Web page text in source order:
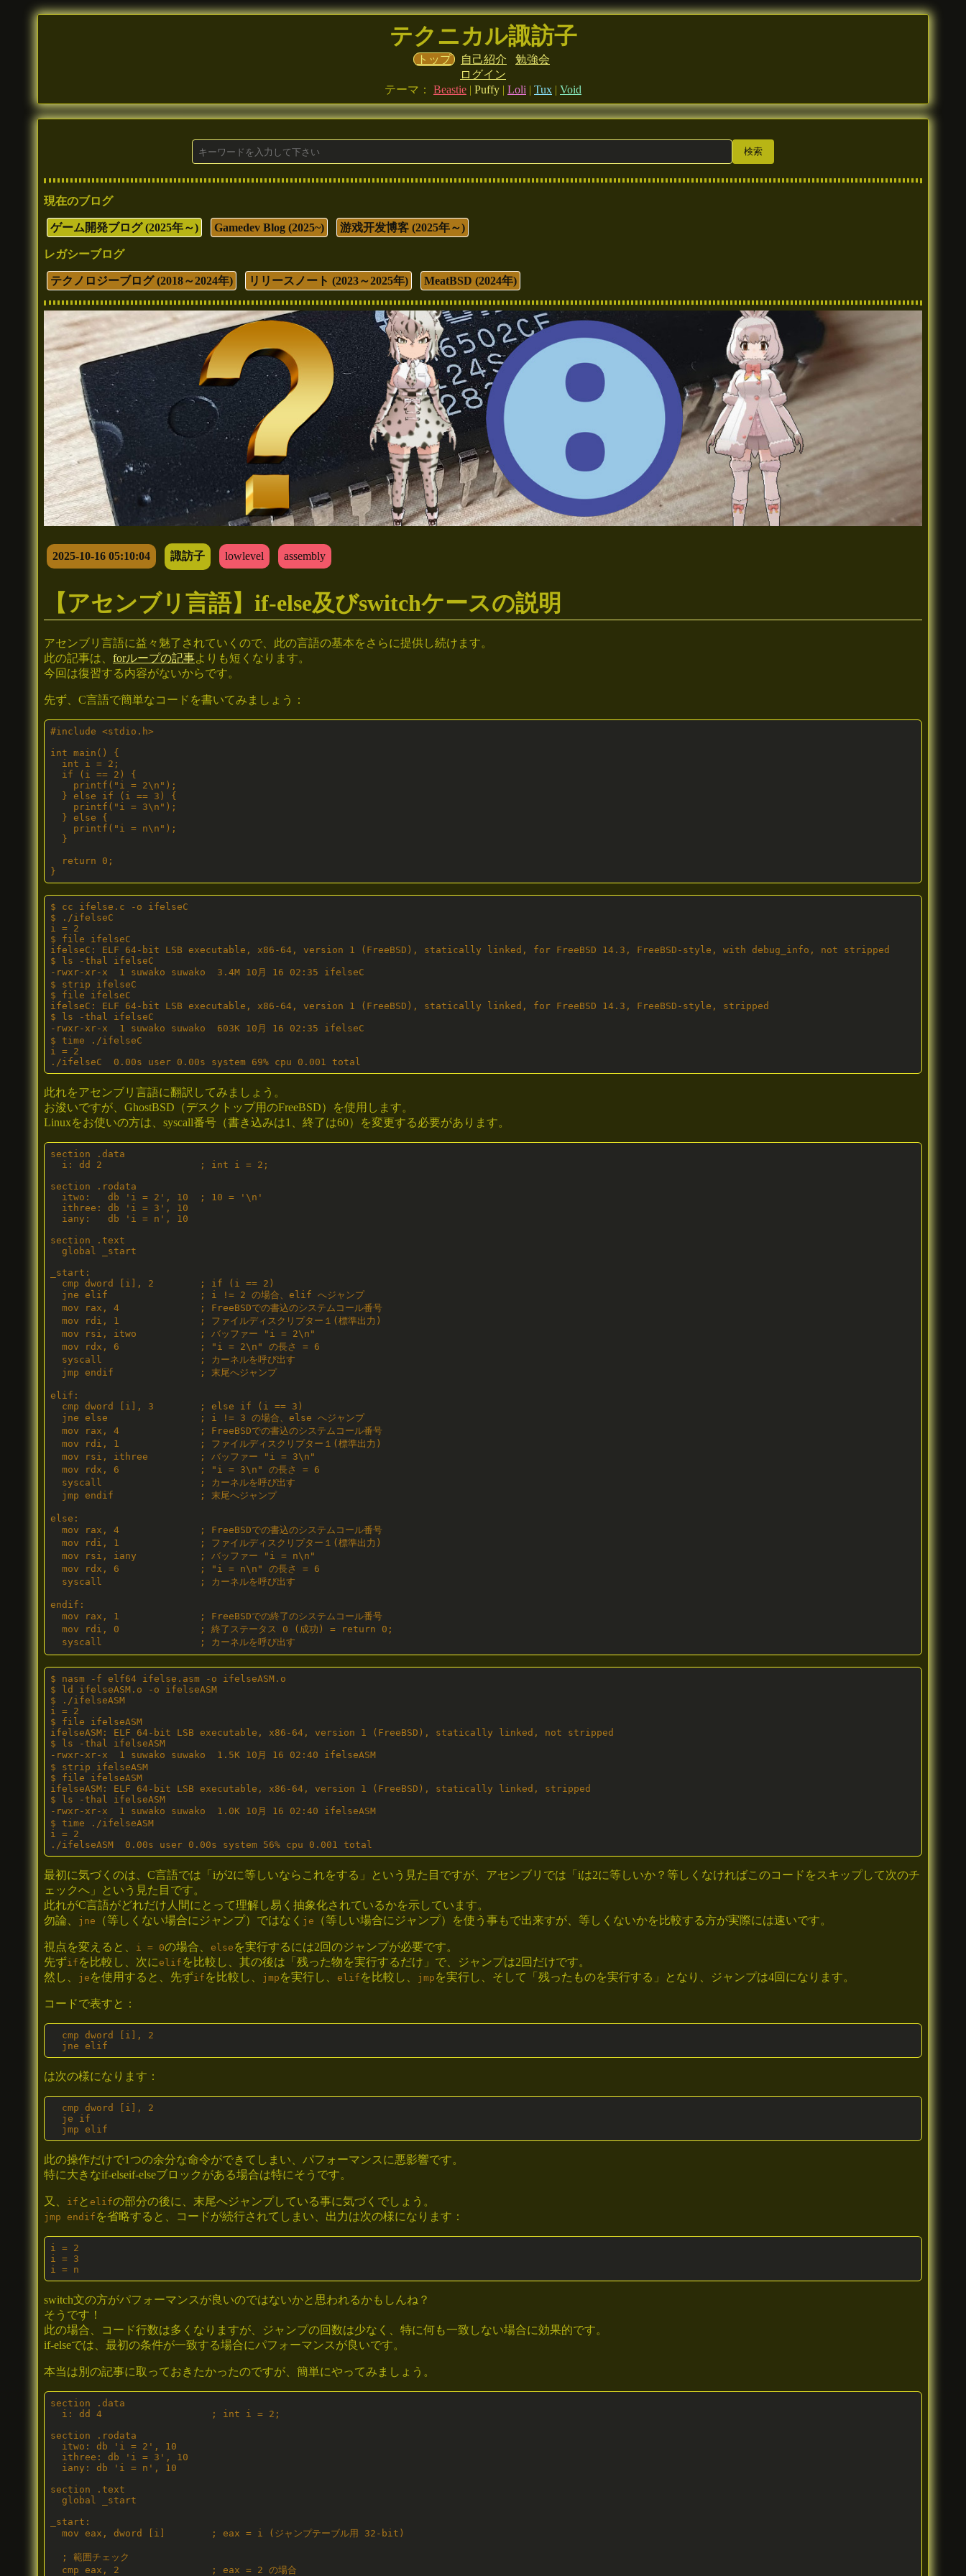
テクニカル諏訪子
トップ 自己紹介
勉強会
ログイン
テーマ： Beastie | Puffy | Loli | Tux | Void
現在のブログ
ゲーム開発ブログ (2025年～) Gamedev Blog (2025~) 游戏开发博客 (2025年～)
レガシーブログ
テクノロジーブログ (2018～2024年) リリースノート (2023～2025年) MeatBSD (2024年)
2025-10-16 05:10:04 諏訪子 lowlevel assembly
【アセンブリ言語】if-else及びswitchケースの説明
アセンブリ言語に益々魅了されていくので、此の言語の基本をさらに提供し続けます。
此の記事は、 forループの記事よりも短くなります。
今回は復習する内容がないからです。
先ず、C言語で簡単なコードを書いてみましょう：
#include <stdio.h>
int main() {
  int i = 2;
  if (i == 2) {
    printf("i = 2\n");
  } else if (i == 3) {
    printf("i = 3\n");
  } else {
    printf("i = n\n");
  }
  return 0;
}
$ cc ifelse.c -o ifelseC
$ ./ifelseC
i = 2
$ file ifelseC
ifelseC: ELF 64-bit LSB executable, x86-64, version 1 (FreeBSD), statically linked, for FreeBSD 14.3, FreeBSD-style, with debug_info, not stripped
$ ls -thal ifelseC
-rwxr-xr-x  1 suwako suwako  3.4M 10月 16 02:35 ifelseC
$ strip ifelseC
$ file ifelseC
ifelseC: ELF 64-bit LSB executable, x86-64, version 1 (FreeBSD), statically linked, for FreeBSD 14.3, FreeBSD-style, stripped
$ ls -thal ifelseC
-rwxr-xr-x  1 suwako suwako  603K 10月 16 02:35 ifelseC
$ time ./ifelseC
i = 2
./ifelseC  0.00s user 0.00s system 69% cpu 0.001 total
此れをアセンブリ言語に翻訳してみましょう。
お浚いですが、GhostBSD（デスクトップ用のFreeBSD）を使用します。
Linuxをお使いの方は、syscall番号（書き込みは1、終了は60）を変更する必要があります。
section .data
  i: dd 2                 ; int i = 2;
section .rodata
  itwo:   db 'i = 2', 10  ; 10 = '\n'
  ithree: db 'i = 3', 10
  iany:   db 'i = n', 10
section .text
  global _start
_start:
  cmp dword [i], 2        ; if (i == 2)
  jne elif                ; i != 2 の場合、elif へジャンプ
  mov rax, 4              ; FreeBSDでの書込のシステムコール番号
  mov rdi, 1              ; ファイルディスクリプター１(標準出力)
  mov rsi, itwo           ; バッファー "i = 2\n"
  mov rdx, 6              ; "i = 2\n" の長さ = 6
  syscall                 ; カーネルを呼び出す
  jmp endif               ; 末尾へジャンプ
elif:
  cmp dword [i], 3        ; else if (i == 3)
  jne else                ; i != 3 の場合、else へジャンプ
  mov rax, 4              ; FreeBSDでの書込のシステムコール番号
  mov rdi, 1              ; ファイルディスクリプター１(標準出力)
  mov rsi, ithree         ; バッファー "i = 3\n"
  mov rdx, 6              ; "i = 3\n" の長さ = 6
  syscall                 ; カーネルを呼び出す
  jmp endif               ; 末尾へジャンプ
else:
  mov rax, 4              ; FreeBSDでの書込のシステムコール番号
  mov rdi, 1              ; ファイルディスクリプター１(標準出力)
  mov rsi, iany           ; バッファー "i = n\n"
  mov rdx, 6              ; "i = n\n" の長さ = 6
  syscall                 ; カーネルを呼び出す
endif:
  mov rax, 1              ; FreeBSDでの終了のシステムコール番号
  mov rdi, 0              ; 終了ステータス 0 (成功) = return 0;
  syscall                 ; カーネルを呼び出す
$ nasm -f elf64 ifelse.asm -o ifelseASM.o
$ ld ifelseASM.o -o ifelseASM
$ ./ifelseASM
i = 2
$ file ifelseASM
ifelseASM: ELF 64-bit LSB executable, x86-64, version 1 (FreeBSD), statically linked, not stripped
$ ls -thal ifelseASM
-rwxr-xr-x  1 suwako suwako  1.5K 10月 16 02:40 ifelseASM
$ strip ifelseASM
$ file ifelseASM
ifelseASM: ELF 64-bit LSB executable, x86-64, version 1 (FreeBSD), statically linked, stripped
$ ls -thal ifelseASM
-rwxr-xr-x  1 suwako suwako  1.0K 10月 16 02:40 ifelseASM
$ time ./ifelseASM
i = 2
./ifelseASM  0.00s user 0.00s system 56% cpu 0.001 total
最初に気づくのは、C言語では「iが2に等しいならこれをする」という見た目ですが、アセンブリでは「iは2に等しいか？等しくなければこのコードをスキップして次のチ
ェックへ」という見た目です。
此れがC言語がどれだけ人間にとって理解し易く抽象化されているかを示しています。
勿論、
jne （等しくない場合にジャンプ）ではなく je （等しい場合にジャンプ）を使う事もで出来すが、等しくないかを比較する方が実際には速いです。
視点を変えると、 i = 0の場合、 else を実行するには2回のジャンプが必要です。
先ずif を比較し、次に elif を比較し、其の後は「残った物を実行するだけ」で、ジャンプは2回だけです。
然し、
je を使用すると、先ずif を比較し、 jmp を実行し、 elif を比較し、 jmp を実行し、そして「残ったものを実行する」となり、ジャンプは4回になります。
コードで表すと：
  cmp dword [i], 2
  jne elif
は次の様になります：
  cmp dword [i], 2
  je if
  jmp elif
此の操作だけで1つの余分な命令ができてしまい、パフォーマンスに悪影響です。
特に大きなif-elseif-elseブロックがある場合は特にそうです。
又、 if と elifの部分の後に、末尾へジャンプしている事に気づくでしょう。
jmp endif を省略すると、コードが続行されてしまい、出力は次の様になります：
i = 2
i = 3
i = n
switch文の方がパフォーマンスが良いのではないかと思われるかもしんね？
そうです！
此の場合、コード行数は多くなりますが、ジャンプの回数は少なく、特に何も一致しない場合に効果的です。
if-elseでは、最初の条件が一致する場合にパフォーマンスが良いです。
本当は別の記事に取っておきたかったのですが、簡単にやってみましょう。
section .data
  i: dd 4                   ; int i = 2;
section .rodata
  itwo: db 'i = 2', 10
  ithree: db 'i = 3', 10
  iany: db 'i = n', 10
section .text
  global _start
_start:
  mov eax, dword [i]        ; eax = i (ジャンプテーブル用 32-bit)
  ; 範囲チェック
  cmp eax, 2                ; eax = 2 の場合